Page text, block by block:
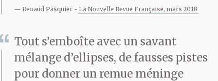
Renaud Pasquier La Nouvelle Revue Française, mars 2018
Tout s’emboîte avec un savant
mélange d’ellipses, de fausses pistes
pour donner un remue méninge